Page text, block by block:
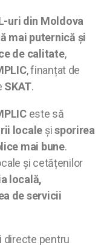
uri din Moldova
mai puternică și
de calitate,
, finanțat de
SKAT.
este să
locale șisporirea
mai bune.
și cetățenilor
locală,
de servicii
directe pentru